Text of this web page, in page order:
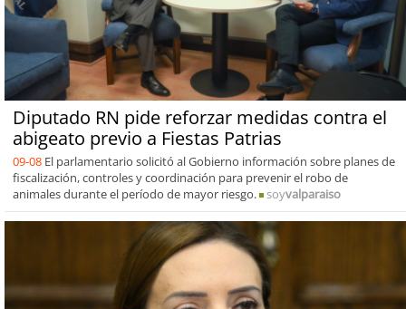
Diputado RN pide reforzar medidas contra el
abigeato previo a Fiestas Patrias
09-08 El parlamentario solicitó al Gobierno información sobre planes de
fiscalización, controles y coordinación para prevenir el robo de
animales durante el período de mayor riesgo.
soyvalparaiso